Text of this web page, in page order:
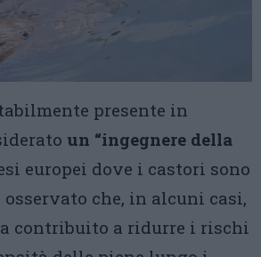
presente in
un “ingegnere della
europei dove i castori sono
che, in alcuni casi,
contribuito a ridurre i rischi